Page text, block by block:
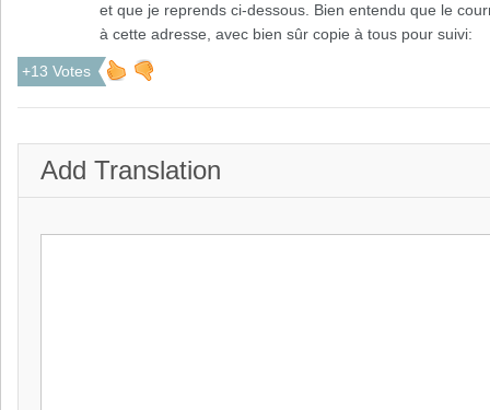
et que je reprends ci-dessous. Bien entendu que le
à cette adresse, avec bien sûr copie à tous pour suivi:
+13 Votes
Add Translation